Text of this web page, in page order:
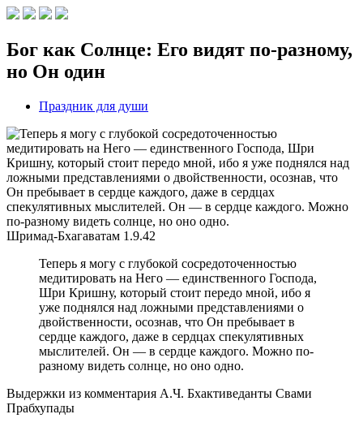
Бог как Солнце: Его видят по-разному,
но Он один
Праздник для души
Шримад-Бхагаватам 1.9.42
Теперь я могу с глубокой сосредоточенностью
медитировать на Него — единственного Господа,
Шри Кришну, который стоит передо мной, ибо я
уже поднялся над ложными представлениями о
двойственности, осознав, что Он пребывает в
сердце каждого, даже в сердцах спекулятивных
мыслителей. Он — в сердце каждого. Можно по-
разному видеть солнце, но оно одно.
Выдержки из комментария А.Ч. Бхактиведанты Свами
Прабхупады